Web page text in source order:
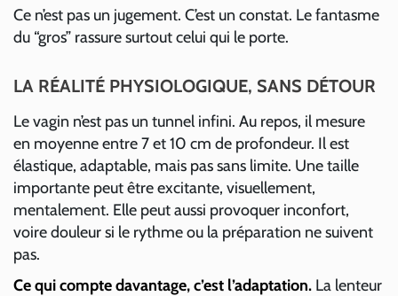
Ce n’est pas un jugement. C’est un constat. Le fantasme
du “gros” rassure surtout celui qui le porte.
LA RÉALITÉ PHYSIOLOGIQUE, SANS DÉTOUR
Le vagin n’est pas un tunnel infini. Au repos, il mesure
en moyenne entre 7 et 10 cm de profondeur. Il est
élastique, adaptable, mais pas sans limite. Une taille
importante peut être excitante, visuellement,
mentalement. Elle peut aussi provoquer inconfort,
voire douleur si le rythme ou la préparation ne suivent
pas.
Ce qui compte davantage, c’est l’adaptation. La lenteur